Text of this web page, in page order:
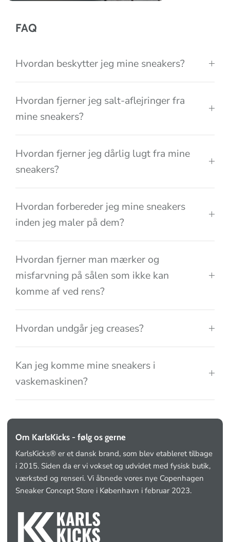
i
FAQ
Hvordan beskytter jeg mine sneakers?
Hvordan fjerner jeg salt-aflejringer fra
mine sneakers?
Hvordan fjerner jeg dårlig lugt fra mine
sneakers?
Hvordan forbereder jeg mine sneakers
inden jeg maler på dem?
Hvordan fjerner man mærker og
misfarvning på sålen som ikke kan
komme af ved rens?
Hvordan undgår jeg creases?
Kan jeg komme mine sneakers i
vaskemaskinen?
Om KarlsKicks - følg os gerne
KarlsKicks® er et dansk brand, som blev etableret tilbage
i 2015. Siden da er vi vokset og udvidet med fysisk butik,
værksted og renseri. Vi åbnede vores nye Copenhagen
Sneaker Concept Store i København i februar 2023.